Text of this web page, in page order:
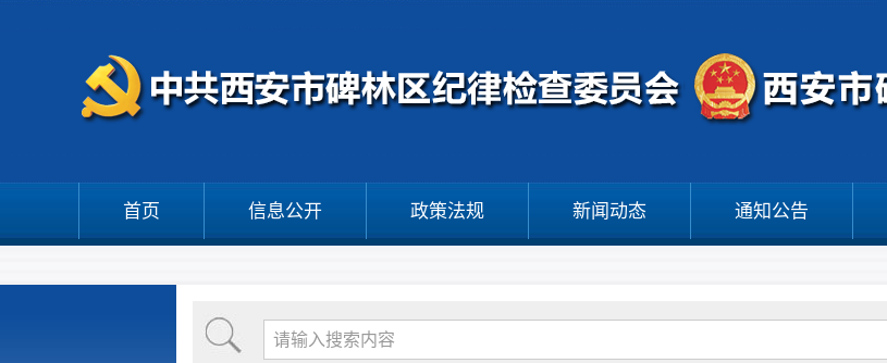
首页 信息公开 政策法规 新闻动态 通知公告